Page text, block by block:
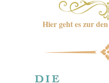
Hier geht es zur den